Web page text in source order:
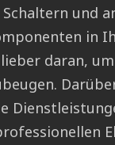
und
in
daran,